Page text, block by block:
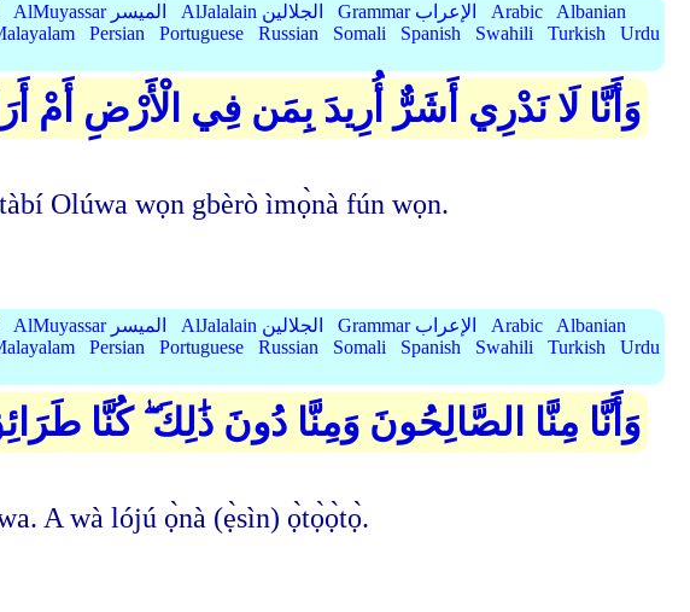
AlMuyassar الميسر AlJalalain الجلالين Grammar الإعراب Arabic
Albanian
Persian Portuguese Russian Somali Spanish Swahili Turkish
Urdu
وَأَنَّا لَا نَدْرِي أَشَرٌّ أُرِيدَ بِمَن فِي الْأَرْضِ أَمْ
Olúwa wọn gbèrò ìmọ̀nà fún wọn.
AlMuyassar الميسر AlJalalain الجلالين Grammar الإعراب Arabic
Albanian
Persian Portuguese Russian Somali Spanish Swahili Turkish
Urdu
وَأَنَّا مِنَّا الصَّالِحُونَ وَمِنَّا دُونَ ذَٰلِكَ ۖ كُنَّا
A wà lójú ọ̀nà (ẹ̀sìn) ọ̀tọ̀ọ̀tọ̀.